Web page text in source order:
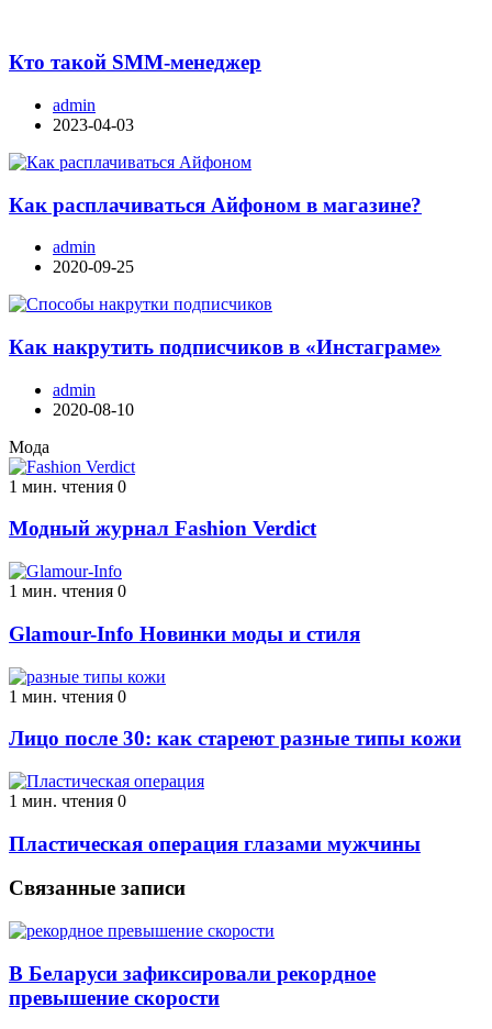
Кто такой SMM-менеджер
admin
2023-04-03
Как расплачиваться Айфоном в магазине?
admin
2020-09-25
Как накрутить подписчиков в «Инстаграме»
admin
2020-08-10
Мода
1 мин. чтения 0
Модный журнал Fashion Verdict
1 мин. чтения 0
Glamour-Info Новинки моды и стиля
1 мин. чтения 0
Лицо после 30: как стареют разные типы кожи
1 мин. чтения 0
Пластическая операция глазами мужчины
Связанные записи
В Беларуси зафиксировали рекордное
превышение скорости